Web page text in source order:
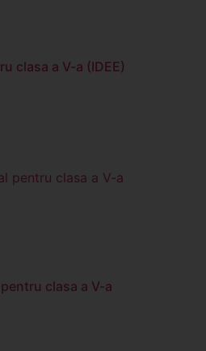
clasa a V-a (IDEE)
clasa a V-a